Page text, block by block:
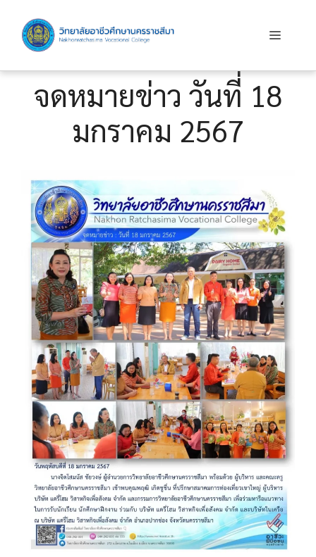
content
Menu
จดหมายข่าว วันที่ 18
มกราคม 2567